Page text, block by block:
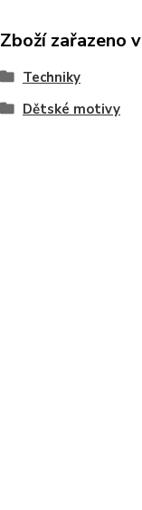
Zboží zařazeno
Techniky
Dětské motivy